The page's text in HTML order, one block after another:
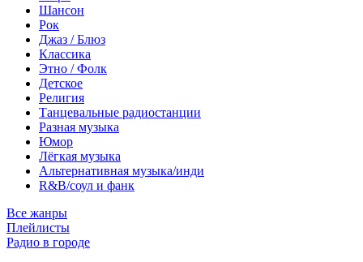
Шансон
Рок
Джаз / Блюз
Классика
Этно / Фолк
Детское
Религия
Танцевальные радиостанции
Разная музыка
Юмор
Лёгкая музыка
Альтернативная музыка/инди
R&B/cоул и фанк
Все жанры
Плейлисты
Радио в городе